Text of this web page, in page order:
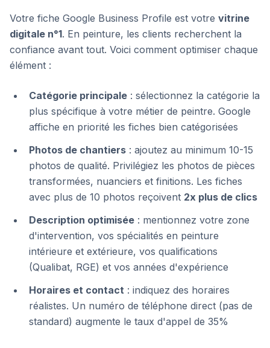
Votre fiche Google Business Profile est votre vitrine
digitale n°1. En peinture, les clients recherchent la
confiance avant tout. Voici comment optimiser chaque
élément :
Catégorie principale : sélectionnez la catégorie la
plus spécifique à votre métier de peintre. Google
affiche en priorité les fiches bien catégorisées
Photos de chantiers : ajoutez au minimum 10-15
photos de qualité. Privilégiez les photos de pièces
transformées, nuanciers et finitions. Les fiches
avec plus de 10 photos reçoivent 2x plus de clics
Description optimisée : mentionnez votre zone
d'intervention, vos spécialités en peinture
intérieure et extérieure, vos qualifications
(Qualibat, RGE) et vos années d'expérience
Horaires et contact : indiquez des horaires
réalistes. Un numéro de téléphone direct (pas de
standard) augmente le taux d'appel de 35%